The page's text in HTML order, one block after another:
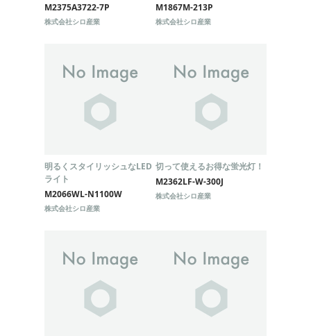
M2375A3722-7P
株式会社シロ産業
M1867M-213P
株式会社シロ産業
明るくスタイリッシュなLED
ライト
M2066WL-N1100W
株式会社シロ産業
切って使えるお得な蛍光灯！
M2362LF-W-300J
株式会社シロ産業